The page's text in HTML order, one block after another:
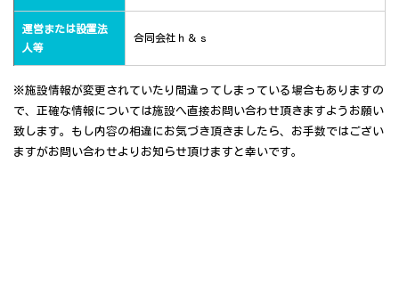
運営または設置法
人等
合同会社ｈ＆ｓ
※施設情報が変更されていたり間違ってしまっている場合もありますの
で、正確な情報については施設へ直接お問い合わせ頂きますようお願い
致します。もし内容の相違にお気づき頂きましたら、お手数ではござい
ますがお問い合わせよりお知らせ頂けますと幸いです。